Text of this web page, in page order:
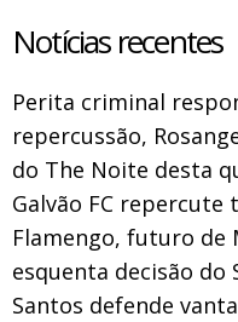
Notícias recentes
Perita criminal
repercussão,
do The Noite desta
Galvão FC repercute
Flamengo, futuro de
esquenta decisão do
Santos defende